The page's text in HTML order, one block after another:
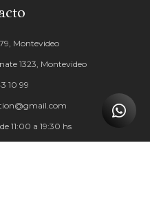
Montevideo
1323, Montevideo
10 99
11:00 a 19:30 hs